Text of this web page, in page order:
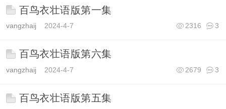
百鸟衣壮语版第一集
vangzhaij 2024-4-7 3
2316
百鸟衣壮语版第六集
vangzhaij 2024-4-7 3
2679
百鸟衣壮语版第五集